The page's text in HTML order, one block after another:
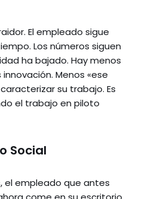
El empleado sigue
Los números siguen
ha bajado. Hay menos
Menos «ese
su trabajo. Es
el trabajo en piloto
Social
el empleado que antes